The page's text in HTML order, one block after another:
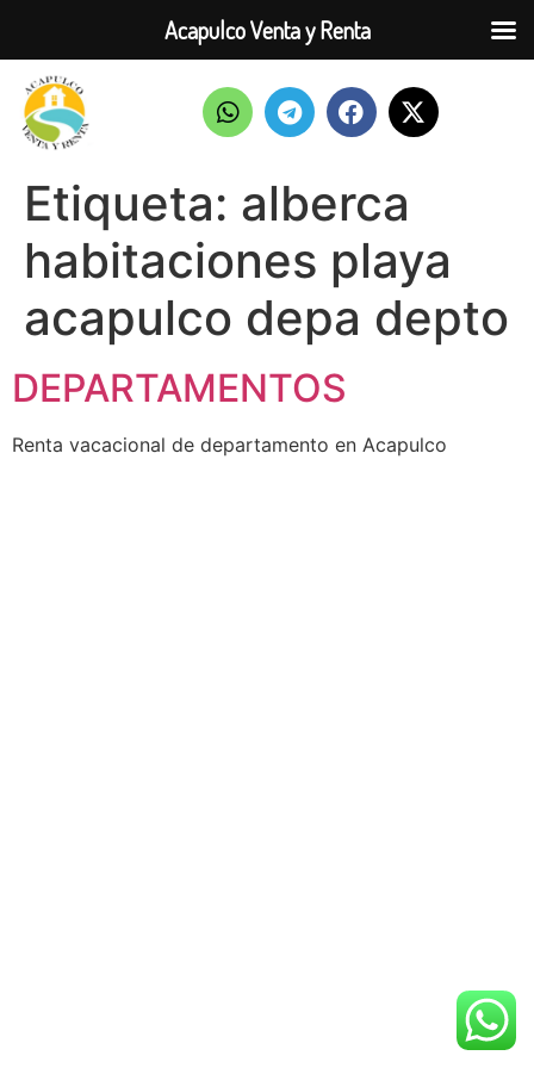
Etiqueta: alberca
habitaciones playa
acapulco depa depto
DEPARTAMENTOS
Renta vacacional de departamento en Acapulco
Acapulco Venta y Renta